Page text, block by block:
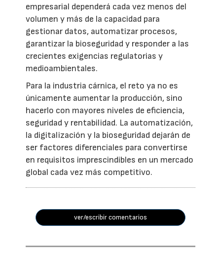
empresarial dependerá cada vez menos del
volumen y más de la capacidad para
gestionar datos, automatizar procesos,
garantizar la bioseguridad y responder a las
crecientes exigencias regulatorias y
medioambientales.
Para la industria cárnica, el reto ya no es
únicamente aumentar la producción, sino
hacerlo con mayores niveles de eficiencia,
seguridad y rentabilidad. La automatización,
la digitalización y la bioseguridad dejarán de
ser factores diferenciales para convertirse
en requisitos imprescindibles en un mercado
global cada vez más competitivo.
ver/escribir comentarios